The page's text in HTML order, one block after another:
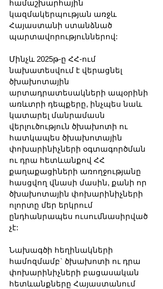
համաշխարհային
կազմակերպության առջև
Հայաստանի ստանձնած
պարտավորություններով:
Մինչև 2025թ-ը ՀՀ-ում
նախատեսվում է վերացնել
ծխախոտային
արտադրատեսակների ապօրինի
առևտրի դեպքերը, ինչպես նաև
կատարել մանրամասն
վերլուծություն ծխախոտի ու
հատկապես ծխախոտային
փոխարինիչների օգտագործման
ու դրա հետևանքով ՀՀ
քաղաքացիների առողջությանը
հասցվող վնասի մասին, քանի որ
ծխախոտային փոխարինիչների
ոլորտը մեր երկրում
ընդհանրապես ուսումնասիրված
չէ:
Նախագծի հեղինակների
համոզմամբ` ծխախոտի ու դրա
փոխարինիչների բացասական
հետևանքները Հայաստանում